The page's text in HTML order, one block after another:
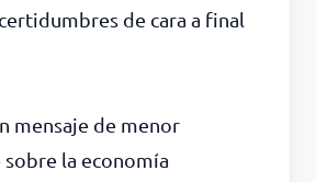
de cara a final
mensaje de menor
la economía